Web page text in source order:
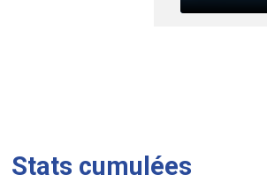
Stats cumulées